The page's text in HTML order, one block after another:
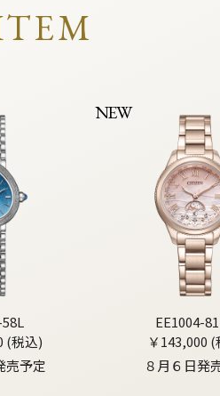
(税込)
売予定
NEW
EE1004-
￥143,000 (
８月６日発